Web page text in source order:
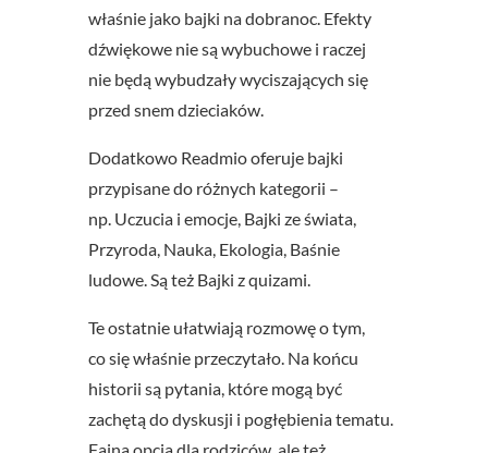
właśnie jako bajki na dobranoc. Efekty
dźwiękowe nie są wybuchowe i raczej
nie będą wybudzały wyciszających się
przed snem dzieciaków.
Dodatkowo Readmio oferuje bajki
przypisane do różnych kategorii –
np. Uczucia i emocje, Bajki ze świata,
Przyroda, Nauka, Ekologia, Baśnie
ludowe. Są też Bajki z quizami.
Te ostatnie ułatwiają rozmowę o tym,
co się właśnie przeczytało. Na końcu
historii są pytania, które mogą być
zachętą do dyskusji i pogłębienia tematu.